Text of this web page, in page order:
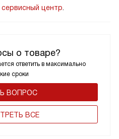
о товаре?
ответить в максимально
сроки
ВОПРОС
ВСЕ
сервисный центр